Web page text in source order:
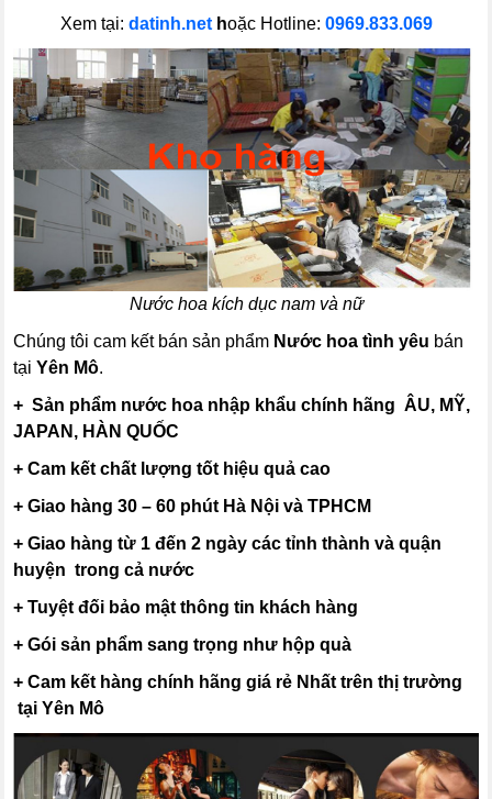
Xem tại: datinh.nethoặc Hotline: 0969.833.069
Nước hoa kích dục nam và nữ
Chúng tôi cam kết bán sản phẩm Nước hoa tình yêu bán
tạiYên Mô.
+ Sản phẩm nước hoa nhập khẩu chính hãng ÂU, MỸ,
JAPAN, HÀN QUỐC
+ Cam kết chất lượng tốt hiệu quả cao
+ Giao hàng 30 – 60 phút Hà Nội và TPHCM
+ Giao hàng từ 1 đến 2 ngày các tỉnh thành và quận
huyện trong cả nước
+ Tuyệt đối bảo mật thông tin khách hàng
+ Gói sản phẩm sang trọng như hộp quà
+ Cam kết hàng chính hãng giá rẻ Nhất trên thị trường
tại Yên Mô